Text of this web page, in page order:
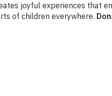
Compartir